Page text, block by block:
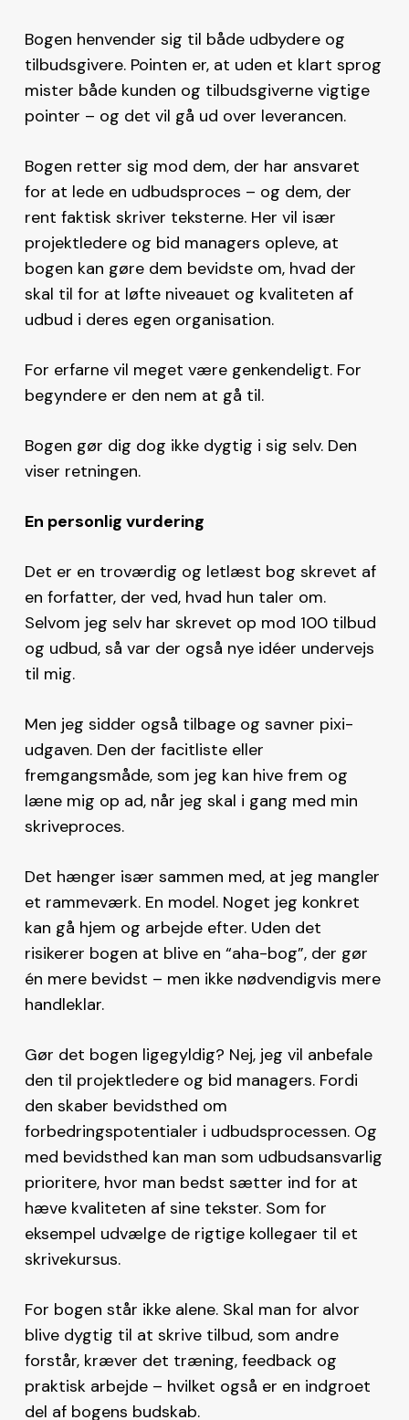
Bogen henvender sig til både udbydere og
tilbudsgivere. Pointen er, at uden et klart sprog
mister både kunden og tilbudsgiverne vigtige
pointer – og det vil gå ud over leverancen.
Bogen retter sig mod dem, der har ansvaret
for at lede en udbudsproces – og dem, der
rent faktisk skriver teksterne. Her vil især
projektledere og bid managers opleve, at
bogen kan gøre dem bevidste om, hvad der
skal til for at løfte niveauet og kvaliteten af
udbud i deres egen organisation.
For erfarne vil meget være genkendeligt. For
begyndere er den nem at gå til.
Bogen gør dig dog ikke dygtig i sig selv. Den
viser retningen.
En personlig vurdering
Det er en troværdig og letlæst bog skrevet af
en forfatter, der ved, hvad hun taler om.
Selvom jeg selv har skrevet op mod 100 tilbud
og udbud, så var der også nye idéer undervejs
til mig.
Men jeg sidder også tilbage og savner pixi-
udgaven. Den der facitliste eller
fremgangsmåde, som jeg kan hive frem og
læne mig op ad, når jeg skal i gang med min
skriveproces.
Det hænger især sammen med, at jeg mangler
et rammeværk. En model. Noget jeg konkret
kan gå hjem og arbejde efter. Uden det
risikerer bogen at blive en “aha-bog”, der gør
én mere bevidst – men ikke nødvendigvis mere
handleklar.
Gør det bogen ligegyldig? Nej, jeg vil anbefale
den til projektledere og bid managers. Fordi
den skaber bevidsthed om
forbedringspotentialer i udbudsprocessen. Og
med bevidsthed kan man som udbudsansvarlig
prioritere, hvor man bedst sætter ind for at
hæve kvaliteten af sine tekster. Som for
eksempel udvælge de rigtige kollegaer til et
skrivekursus.
For bogen står ikke alene. Skal man for alvor
blive dygtig til at skrive tilbud, som andre
forstår, kræver det træning, feedback og
praktisk arbejde – hvilket også er en indgroet
del af bogens budskab.